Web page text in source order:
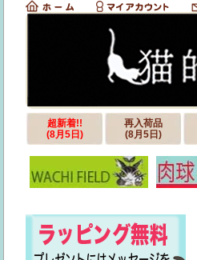
超新着!!
(8月5日)
再入荷品
(8月5日)